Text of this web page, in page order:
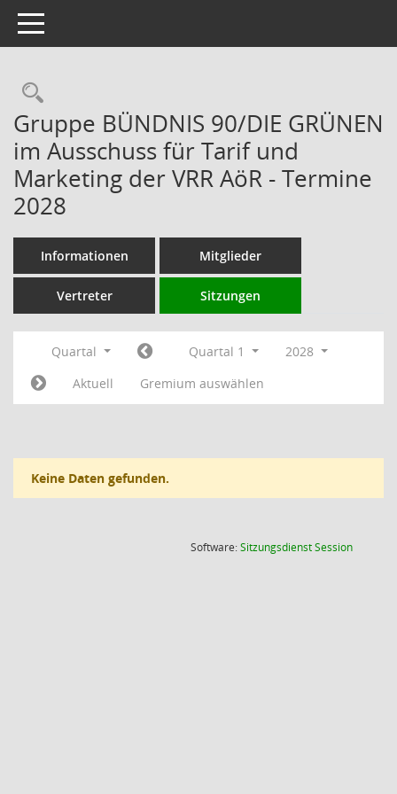
Toggle navigation
Rechercheauswahl
Gruppe BÜNDNIS 90/DIE GRÜNEN
im Ausschuss für Tarif und
Marketing der VRR AöR - Termine
2028
Informationen Mitglieder
Vertreter Sitzungen
Quartal Quartal 1
2028
Aktuell
Gremium auswählen
Keine Daten gefunden.
Software:SitzungsdienstSession(Wird in